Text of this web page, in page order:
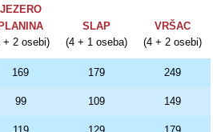
JEZERO
PLANINA SLAP
VRŠAC
+ 2 osebi) (4 + 1 oseba) (4 + 2 osebi)
169 179 249
99 109 149